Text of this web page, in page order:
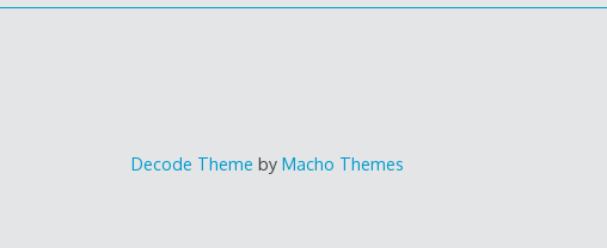
Decode Theme by Macho Themes